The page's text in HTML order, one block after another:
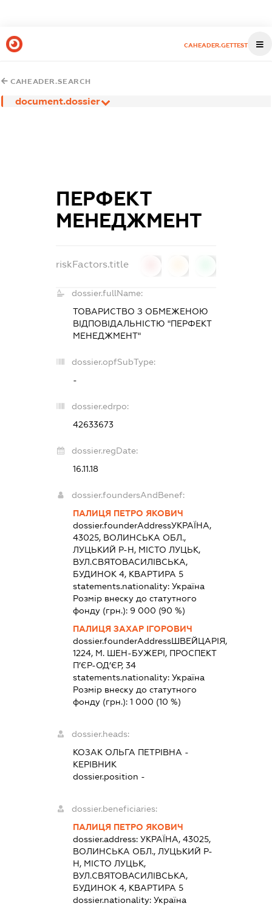
CAHEADER.GETTEST
CAHEADER.SEARCH
document.dossier
ПЕРФЕКТ
МЕНЕДЖМЕНТ
riskFactors.title
dossier.fullName:
ТОВАРИСТВО З ОБМЕЖЕНОЮ
ВІДПОВІДАЛЬНІСТЮ "ПЕРФЕКТ
МЕНЕДЖМЕНТ"
dossier.opfSubType:
-
dossier.edrpo:
42633673
dossier.regDate:
16.11.18
dossier.foundersAndBenef:
ПАЛИЦЯ ПЕТРО ЯКОВИЧ
dossier.founderAddressУКРАЇНА,
43025, ВОЛИНСЬКА ОБЛ.,
ЛУЦЬКИЙ Р-Н, МІСТО ЛУЦЬК,
ВУЛ.СВЯТОВАСИЛІВСЬКА,
БУДИНОК 4, КВАРТИРА 5
statements.nationality: Україна
Розмір внеску до статутного
фонду (грн.): 9 000 (90 %)
ПАЛИЦЯ ЗАХАР ІГОРОВИЧ
dossier.founderAddressШВЕЙЦАРІЯ,
1224, М. ШЕН-БУЖЕРІ, ПРОСПЕКТ
П’ЄР-ОД’ЄР, 34
statements.nationality: Україна
Розмір внеску до статутного
фонду (грн.): 1 000 (10 %)
dossier.heads:
КОЗАК ОЛЬГА ПЕТРІВНА -
КЕРІВНИК
dossier.position -
dossier.beneficiaries:
ПАЛИЦЯ ПЕТРО ЯКОВИЧ
dossier.address: УКРАЇНА, 43025,
ВОЛИНСЬКА ОБЛ., ЛУЦЬКИЙ Р-
Н, МІСТО ЛУЦЬК,
ВУЛ.СВЯТОВАСИЛІВСЬКА,
БУДИНОК 4, КВАРТИРА 5
dossier.nationality: Україна